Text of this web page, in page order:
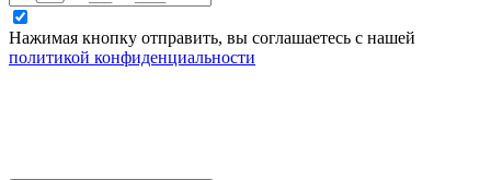
Нажимая кнопку отправить, вы соглашаетесь с нашей
политикой конфиденциальности